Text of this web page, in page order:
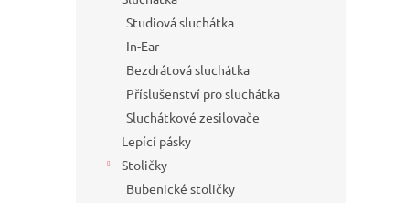
Studiová sluchátka
In-Ear
Bezdrátová sluchátka
Příslušenství pro sluchátka
Sluchátkové zesilovače
Lepící pásky
Stoličky
Bubenické stoličky